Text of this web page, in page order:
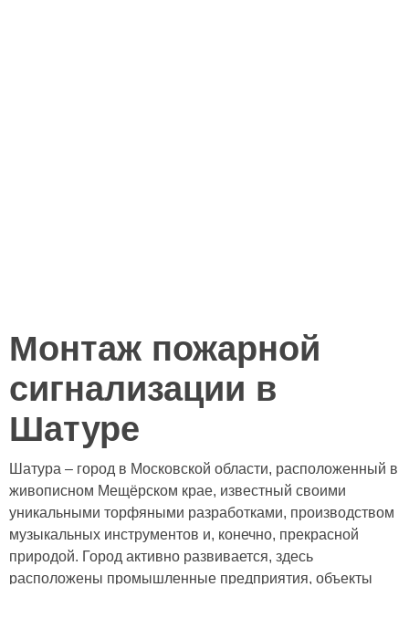
Монтаж пожарной
сигнализации в
Шатуре
Шатура – город в Московской области, расположенный в
живописном Мещёрском крае, известный своими
уникальными торфяными разработками, производством
музыкальных инструментов и, конечно, прекрасной
природой. Город активно развивается, здесь
расположены промышленные предприятия, объекты